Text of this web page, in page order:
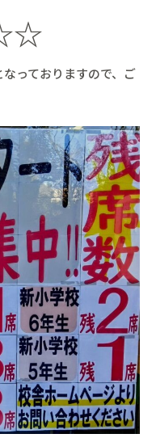
なっておりますので、ご